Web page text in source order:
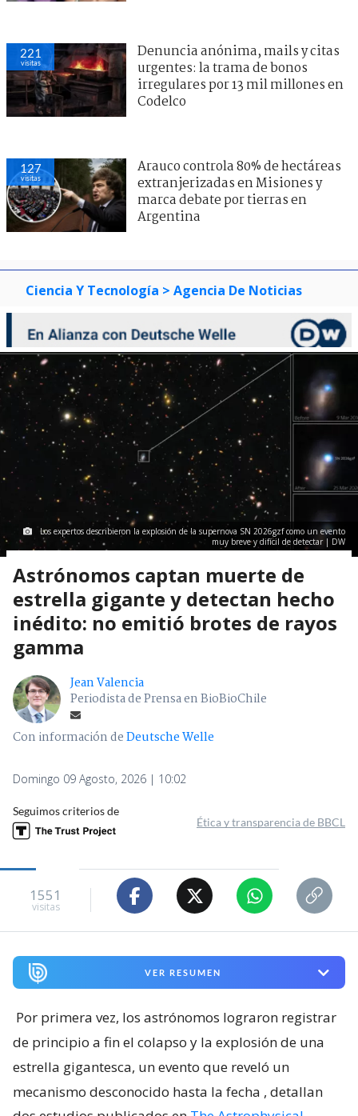
221
visitas
Denuncia anónima, mails y citas
urgentes: la trama de bonos
irregulares por 13 mil millones en
Codelco
127
visitas
Arauco controla 80% de hectáreas
extranjerizadas en Misiones y
marca debate por tierras en
Argentina
Ciencia Y Tecnología > Agencia De Noticias
Los expertos describieron la explosión de la supernova SN 2026gzf como un evento
muy breve y difícil de detectar | DW
Astrónomos captan muerte de
estrella gigante y detectan hecho
inédito: no emitió brotes de rayos
gamma
Jean Valencia
Periodista de Prensa en BioBioChile
Con información deDeutsche Welle
Domingo 09 Agosto, 2026 | 10:02
Seguimos criterios de
Ética y transparencia de BBCL
1551
visitas
VER RESUMEN
Por primera vez, los astrónomos lograron registrar
de principio a fin el colapso y la explosión de una
estrella gigantesca, un evento que reveló un
mecanismo desconocido hasta la fecha , detallan